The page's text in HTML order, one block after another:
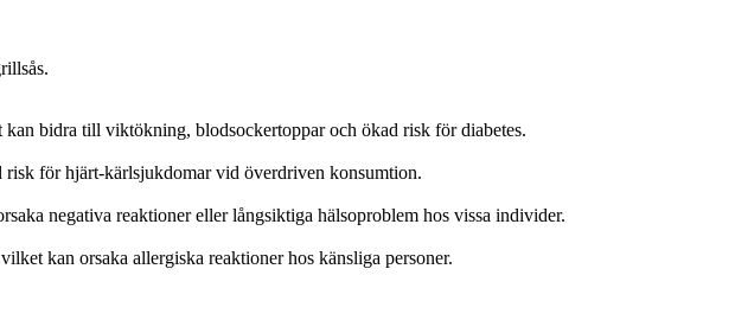
bidra till viktökning, blodsockertoppar och ökad risk för diabetes.
för hjärt-kärlsjukdomar vid överdriven konsumtion.
negativa reaktioner eller långsiktiga hälsoproblem hos vissa individer.
kan orsaka allergiska reaktioner hos känsliga personer.